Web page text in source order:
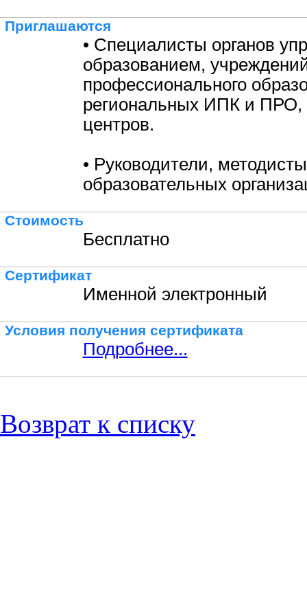
Приглашаются
• Специалисты органов
образованием,
профессионального
региональных ИПК и ПРО,
центров.
• Руководители,
образовательных
Стоимость
Бесплатно
Сертификат
Именной электронный
Условия получения сертификата
Подробнее...
Возврат к списку